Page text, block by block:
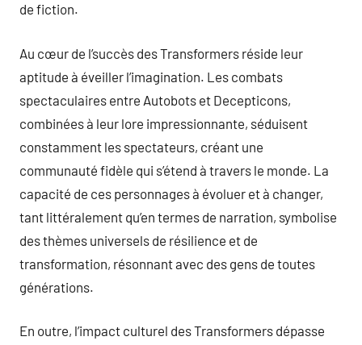
de fiction.
Au cœur de l’succès des Transformers réside leur
aptitude à éveiller l’imagination. Les combats
spectaculaires entre Autobots et Decepticons,
combinées à leur lore impressionnante, séduisent
constamment les spectateurs, créant une
communauté fidèle qui s’étend à travers le monde. La
capacité de ces personnages à évoluer et à changer,
tant littéralement qu’en termes de narration, symbolise
des thèmes universels de résilience et de
transformation, résonnant avec des gens de toutes
générations.
En outre, l’impact culturel des Transformers dépasse